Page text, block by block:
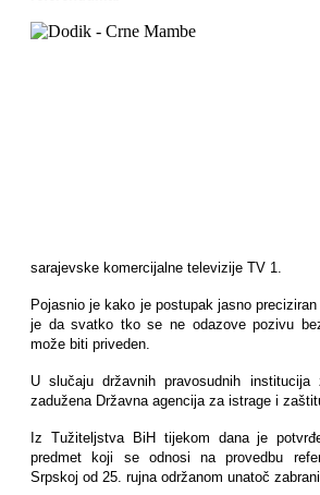
sarajevske komercijalne televizije TV 1.
Pojasnio je kako je postupak jasno
je da svatko tko se ne odazove pozivu
može biti priveden.
U slučaju državnih pravosudnih
zadužena Državna agencija za istrage i
Iz Tužiteljstva BiH tijekom dana je
predmet koji se odnosi na provedbu
Srpskoj od 25. rujna održanom unatoč